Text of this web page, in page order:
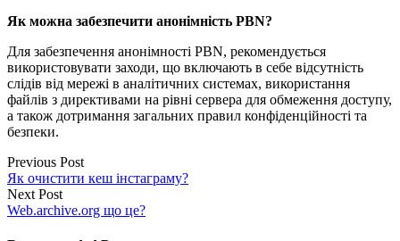
Як можна забезпечити анонімність PBN?
Для забезпечення анонімності PBN, рекомендується
використовувати заходи, що включають в себе відсутність
слідів від мережі в аналітичних системах, використання
файлів з директивами на рівні сервера для обмеження доступу,
а також дотримання загальних правил конфіденційності та
безпеки.
Previous Post
Як очистити кеш інстаграму?
Next Post
Web.archive.org що це?